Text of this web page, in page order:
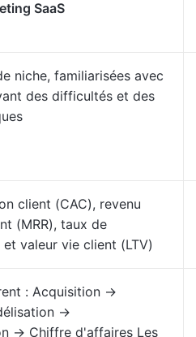
SaaS
niche, familiarisées avec
des difficultés et des
client (CAC), revenu
(MRR), taux de
valeur vie client (LTV)
: Acquisition →
→
→ Chiffre d'affaires Les